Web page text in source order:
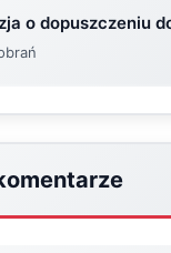
o dopuszczeniu